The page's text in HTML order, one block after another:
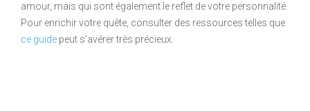
amour, mais qui sont également le reflet de votre personnalité.
Pour enrichir votre quête, consulter des ressources telles que
ce guide peut s’avérer très précieux.